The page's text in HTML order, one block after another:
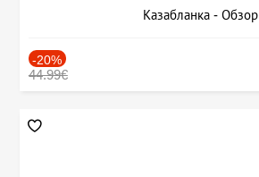
Казабланка - Обзор
-20%
44.99€